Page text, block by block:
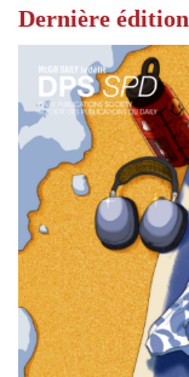
Dernière édition